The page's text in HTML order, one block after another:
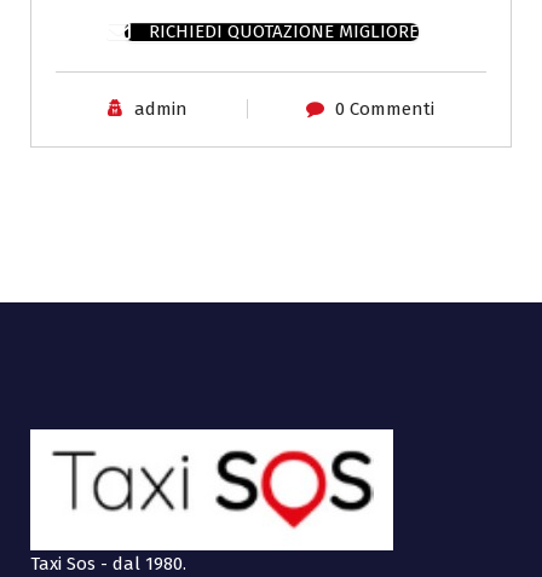
RICHIEDI QUOTAZIONE MIGLIORE
admin 0 Commenti
Taxi Sos - dal 1980.